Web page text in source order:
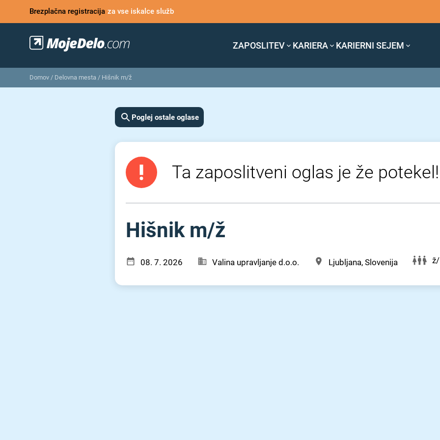
Brezplačna registracija za vse iskalce služb
ZAPOSLITEV KARIERA KARIERNI SEJEM
Domov / Delovna mesta / Hišnik m/ž
Poglej ostale oglase
Ta zaposlitveni oglas je že potekel!
Hišnik m⁠/⁠ž
08. 7. 2026 Valina upravljanje d.o.o. Ljubljana, Slovenija